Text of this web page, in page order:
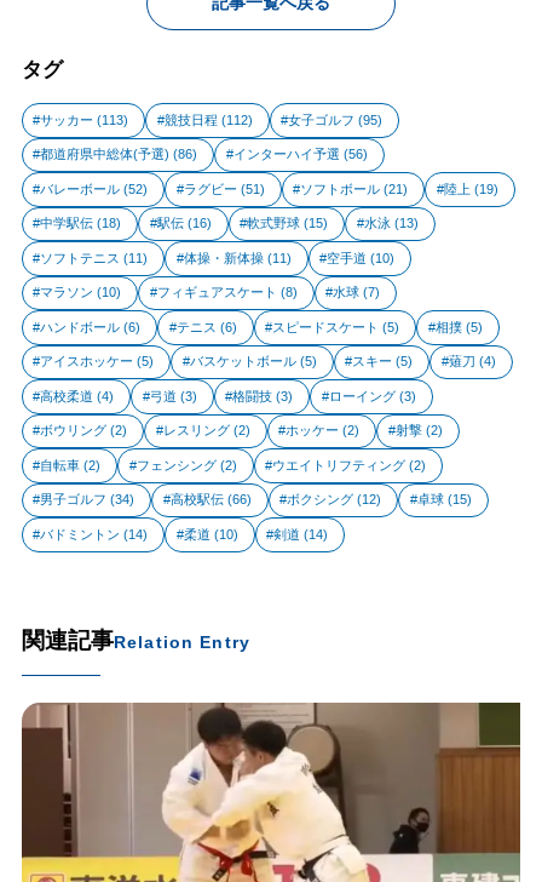
タグ
サッカー (113) 競技日程 (112) 女子ゴルフ (95)
都道府県中総体(予選) (86) インターハイ予選 (56)
バレーボール (52) ラグビー (51) ソフトボール (21) 陸上 (19)
中学駅伝 (18) 駅伝(16) 軟式野球 (15) 水泳 (13)
ソフトテニス (11) 体操・新体操(11) 空手道 (10)
マラソン (10) フィギュアスケート (8) 水球 (7)
ハンドボール (6) テニス (6) スピードスケート (5) 相撲(5)
アイスホッケー (5) バスケットボール(5) スキー (5) 薙刀 (4)
高校柔道 (4) 弓道 (3) 格闘技 (3) ローイング(3)
ボウリング (2) レスリング(2) ホッケー (2) 射撃(2)
自転車 (2) フェンシング(2) ウエイトリフティング (2)
男子ゴルフ (34) 高校駅伝(66) ボクシング (12) 卓球(15)
バドミントン (14) 柔道 (10) 剣道 (14)
関連記事Relation Entry